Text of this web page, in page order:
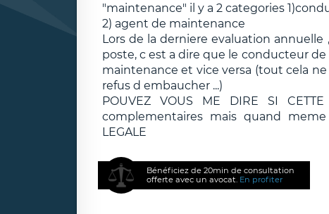
"maintenance" il y a 2 categories
2) agent de maintenance
Lors de la derniere evaluation
poste, c est a dire que le conducteur
maintenance et vice versa (tout cela
refus d embaucher ...)
POUVEZ VOUS ME DIRE SI
complementaires mais quand meme
LEGALE
Bénéficiez de 20min de consultation
offerte avec un avocat. En profiter